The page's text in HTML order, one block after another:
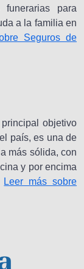
para
a la familia en
Seguros de
principal objetivo
país, es una de
más sólida, con
y por encima
Leer más sobre